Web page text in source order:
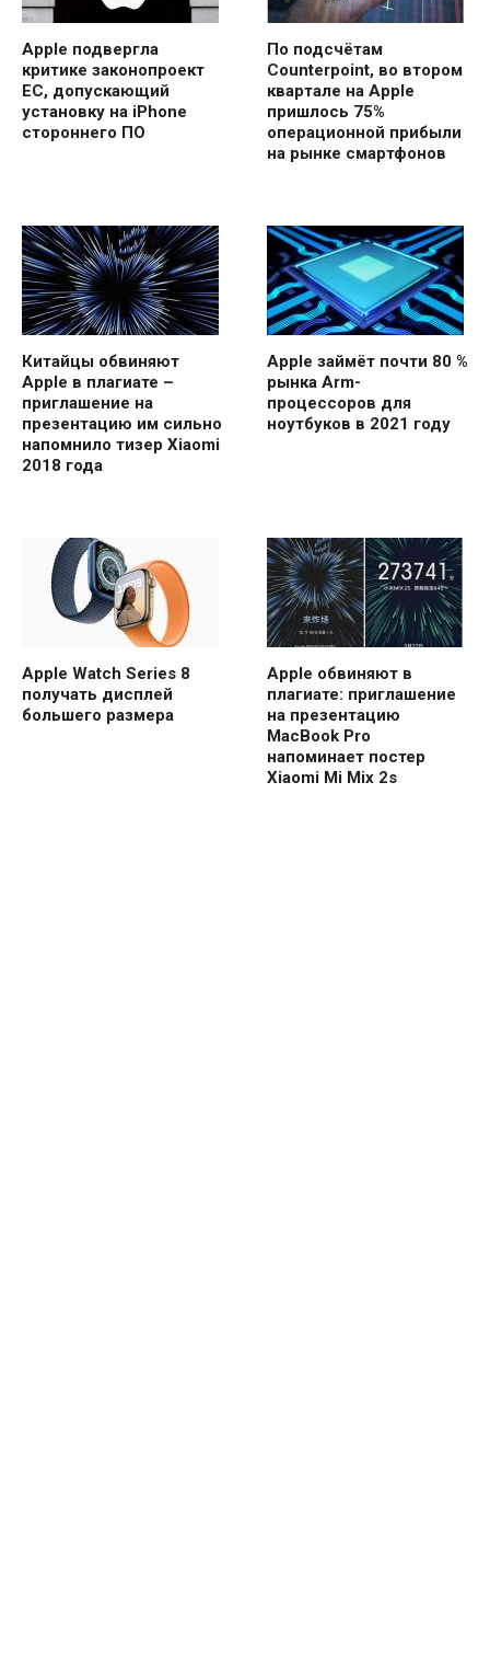
Apple подвергла
критике законопроект
ЕС, допускающий
установку на iPhone
стороннего ПО
По подсчётам
Counterpoint, во втором
квартале на Apple
пришлось 75%
операционной прибыли
на рынке смартфонов
Китайцы обвиняют
Apple в плагиате –
приглашение на
презентацию им сильно
напомнило тизер Xiaomi
2018 года
Apple займёт почти 80 %
рынка Arm-
процессоров для
ноутбуков в 2021 году
Apple Watch Series 8
получать дисплей
большего размера
Apple обвиняют в
плагиате: приглашение
на презентацию
MacBook Pro
напоминает постер
Xiaomi Mi Mix 2s